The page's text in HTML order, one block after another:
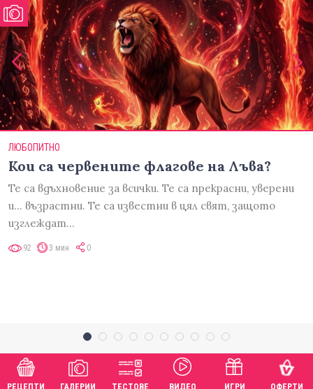
ЛЮБОПИТНО
Кои са червените флагове на Лъва?
Те са вдъхновение за всички. Те са прекрасни, уверени
и... възрастни. Те са известни в цял свят, защото
изглеждат…
92 3 мин 0
РЕЦЕПТИ ГАЛЕРИИ ТЕСТОВЕ ВИДЕО ИГРИ ОФЕРТИ